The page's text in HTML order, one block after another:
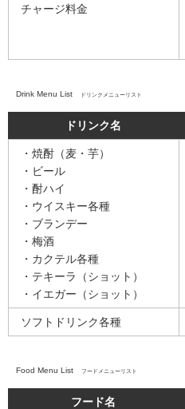
チャージ料金
Drink Menu List ドリンクメニューリスト
ドリンク名
・焼酎（麦・芋）
・ビール
・酎ハイ
・ウイスキー各種
・ブランデー
・梅酒
・カクテル各種
・テキーラ（ショット）
・イエガー（ショット）
ソフトドリンク各種
Food Menu List フードメニューリスト
フード名